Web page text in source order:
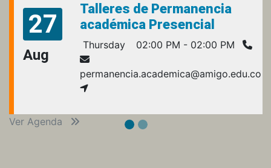
27
Aug
Talleres de Permanencia
académica Presencial
Thursday 02:00 PM - 02:00 PM
permanencia.academica@amigo.edu.co
Ver Agenda